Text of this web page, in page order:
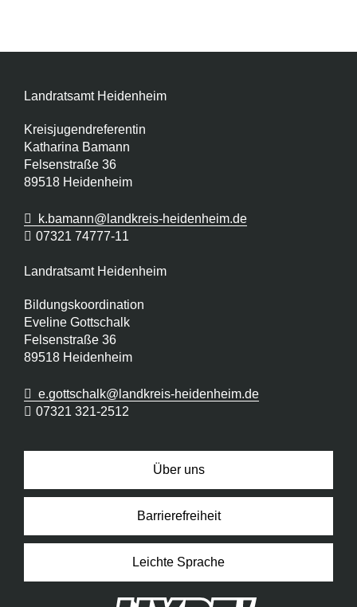
Landratsamt Heidenheim
Kreisjugendreferentin
Katharina Bamann
Felsenstraße 36
89518 Heidenheim
k.bamann@landkreis-heidenheim.de
07321 74777-11
Landratsamt Heidenheim
Bildungskoordination
Eveline Gottschalk
Felsenstraße 36
89518 Heidenheim
e.gottschalk@landkreis-heidenheim.de
07321 321-2512
Über uns
Barrierefreiheit
Leichte Sprache